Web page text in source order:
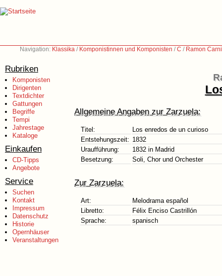
Navigation: Klassika / Komponistinnen und Komponisten /C / Ramon
Rubriken
Komponisten
Dirigenten
Textdichter
Gattungen
Begriffe
Tempi
Jahrestage
Kataloge
Einkaufen
CD-Tipps
Angebote
Service
Suchen
Kontakt
Impressum
Datenschutz
Historie
Opernhäuser
Veranstaltungen
Allgemeine Angaben zur Zarzuela:
Titel:
Los enredos de un curioso
Entstehungszeit: 1832
Uraufführung:
1832 in Madrid
Besetzung:
Soli, Chor und Orchester
Zur Zarzuela:
Art:
Melodrama español
Libretto:
Félix Enciso Castrillón
Sprache:
spanisch